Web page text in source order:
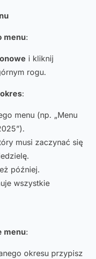
menu:
i kliknij
rogu.
:
menu (np. „Menu
musi zaczynać się
później.
wszystkie
menu:
okresu przypisz